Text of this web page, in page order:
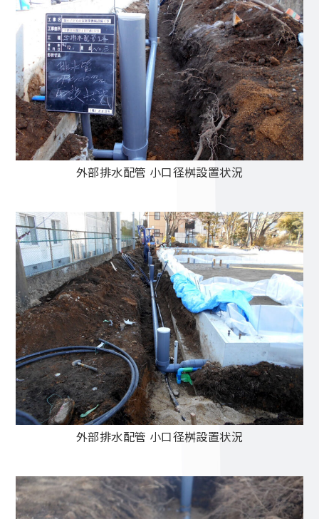
外部排水配管 小口径桝設置状況
外部排水配管 小口径桝設置状況